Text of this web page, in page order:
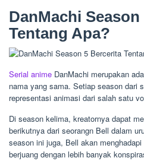
DanMachi
Tentang Apa?
Serial anime DanMachi merupakan
nama yang sama. Setiap season dari
representasi animasi dari salah satu
Di season kelima, kreatornya dapat
berikutnya dari seorangn Bell dalam
season ini juga, Bell akan
berjuang dengan lebih banyak